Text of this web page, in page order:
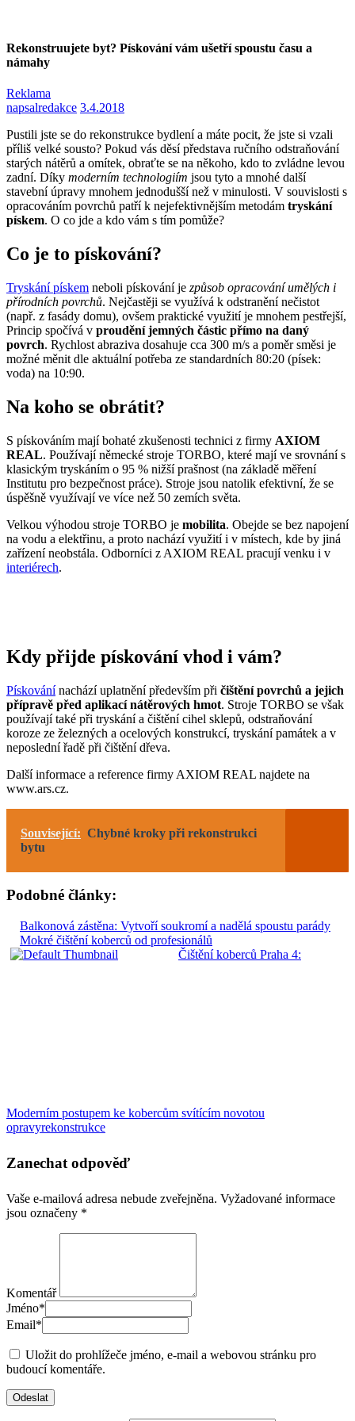
Rekonstruujete byt? Pískování vám ušetří spoustu času a
námahy
Reklama
napsalredakce 3.4.2018
Pustili jste se do rekonstrukce bydlení a máte pocit, že jste si vzali
příliš velké sousto? Pokud vás děsí představa ručního odstraňování
starých nátěrů a omítek, obraťte se na někoho, kdo to zvládne levou
zadní. Díky moderním technologiím jsou tyto a mnohé další
stavební úpravy mnohem jednodušší než v minulosti. V souvislosti s
opracováním povrchů patří k nejefektivnějším metodám tryskání
pískem. O co jde a kdo vám s tím pomůže?
Co je to pískování?
Tryskání pískem neboli pískování je způsob opracování umělých i
přírodních povrchů. Nejčastěji se využívá k odstranění nečistot
(např. z fasády domu), ovšem praktické využití je mnohem pestřejší,
Princip spočívá v proudění jemných částic přímo na daný
povrch. Rychlost abraziva dosahuje cca 300 m/s a poměr směsi je
možné měnit dle aktuální potřeba ze standardních 80:20 (písek:
voda) na 10:90.
Na koho se obrátit?
S pískováním mají bohaté zkušenosti technici z firmy AXIOM
REAL. Používají německé stroje TORBO, které mají ve srovnání s
klasickým tryskáním o 95 % nižší prašnost (na základě měření
Institutu pro bezpečnost práce). Stroje jsou natolik efektivní, že se
úspěšně využívají ve více než 50 zemích světa.
Velkou výhodou stroje TORBO je mobilita. Obejde se bez napojení
na vodu a elektřinu, a proto nachází využití i v místech, kde by jiná
zařízení neobstála. Odborníci z AXIOM REAL pracují venku i v
interiérech.
Kdy přijde pískování vhod i vám?
Pískovánínachází uplatnění především při čištění povrchů a jejich
přípravě před aplikací nátěrových hmot. Stroje TORBO se však
používají také při tryskání a čištění cihel sklepů, odstraňování
koroze ze železných a ocelových konstrukcí, tryskání památek a v
neposlední řadě při čištění dřeva.
Další informace a reference firmy AXIOM REAL najdete na
www.ars.cz.
Související: Chybné kroky při rekonstrukci
bytu
Podobné články:
Balkonová zástěna: Vytvoří soukromí a nadělá spoustu parády
Mokré čištění koberců od profesionálů
Čištění koberců Praha 4:
Moderním postupem ke kobercům svítícím novotou
opravyrekonstrukce
Zanechat odpověď
Vaše e-mailová adresa nebude zveřejněna. Vyžadované informace
jsou označeny *
Komentář
Jméno*
Email*
Uložit do prohlížeče jméno, e-mail a webovou stránku pro
budoucí komentáře.